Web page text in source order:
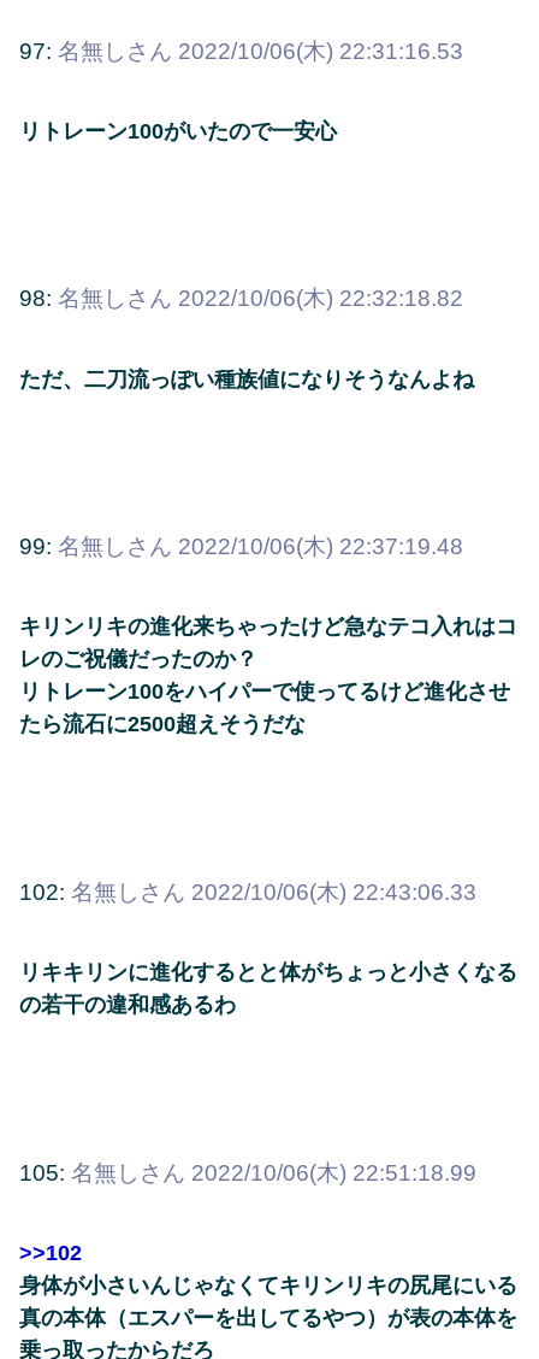
97: 名無しさん 2022/10/06(木) 22:31:16.53
リトレーン100がいたので一安心
98: 名無しさん 2022/10/06(木) 22:32:18.82
ただ、二刀流っぽい種族値になりそうなんよね
99: 名無しさん 2022/10/06(木) 22:37:19.48
キリンリキの進化来ちゃったけど急なテコ入れはコ
レのご祝儀だったのか？
リトレーン100をハイパーで使ってるけど進化させ
たら流石に2500超えそうだな
102: 名無しさん 2022/10/06(木) 22:43:06.33
リキキリンに進化するとと体がちょっと小さくなる
の若干の違和感あるわ
105: 名無しさん 2022/10/06(木) 22:51:18.99
>>102
身体が小さいんじゃなくてキリンリキの尻尾にいる
真の本体（エスパーを出してるやつ）が表の本体を
乗っ取ったからだろ